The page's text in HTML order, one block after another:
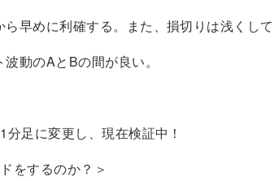
めに利確する。また、損切りは浅くして
のAとBの間が良い。
足に変更し、現在検証中！
をするのか？＞